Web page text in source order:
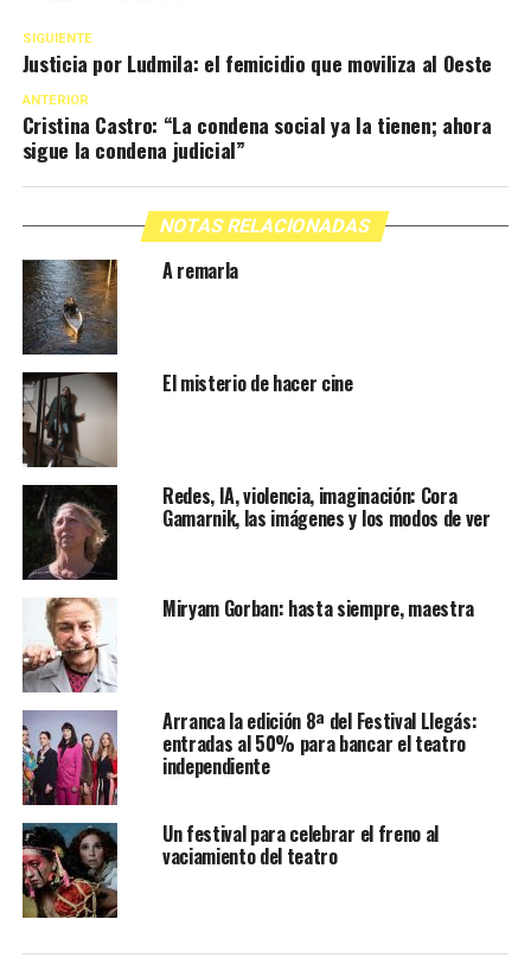
SIGUIENTE
Justicia por Ludmila: el femicidio que moviliza al Oeste
ANTERIOR
Cristina Castro: “La condena social ya la tienen; ahora
sigue la condena judicial”
NOTAS RELACIONADAS
A remarla
El misterio de hacer cine
Redes, IA, violencia, imaginación: Cora
Gamarnik, las imágenes y los modos de ver
Miryam Gorban: hasta siempre, maestra
Arranca la edición 8ª del Festival Llegás:
entradas al 50% para bancar el teatro
independiente
Un festival para celebrar el freno al
vaciamiento del teatro